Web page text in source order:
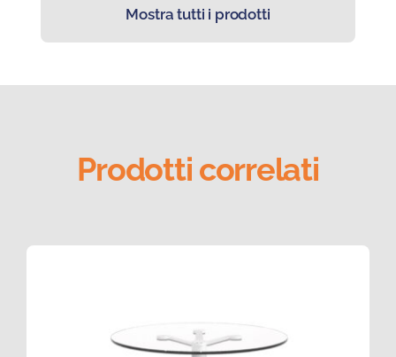
Mostra tutti i prodotti
Prodotti correlati